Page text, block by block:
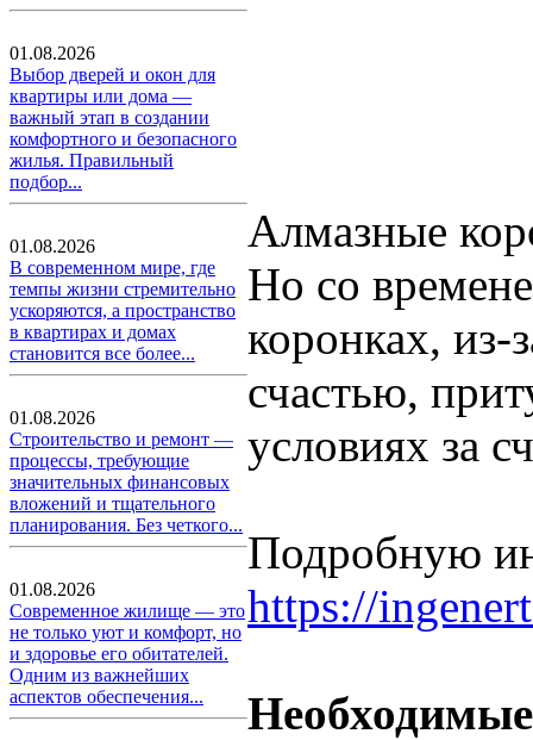
01.08.2026
Выбор дверей и окон для
квартиры или дома —
важный этап в создании
комфортного и безопасного
жилья. Правильный
подбор...
01.08.2026
В современном мире, где
темпы жизни стремительно
ускоряются, а пространство
в квартирах и домах
становится все более...
01.08.2026
Строительство и ремонт —
процессы, требующие
значительных финансовых
вложений и тщательного
планирования. Без четкого...
01.08.2026
Современное жилище — это
не только уют и комфорт, но
и здоровье его обитателей.
Одним из важнейших
аспектов обеспечения...
Алмазные
Но со
коронках, из-
счастью,
условиях за
Подробную
https://